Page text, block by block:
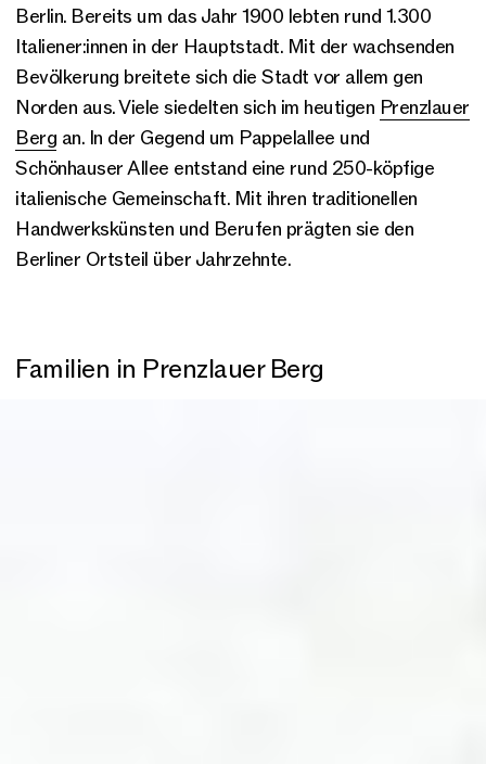
Berlin. Bereits um das Jahr 1900 lebten rund 1.300
Italiener:innen in der Hauptstadt. Mit der wachsenden
Bevölkerung breitete sich die Stadt vor allem gen
Norden aus. Viele siedelten sich im heutigen Prenzlauer
Berg an. In der Gegend um Pappelallee und
Schönhauser Allee entstand eine rund 250-köpfige
italienische Gemeinschaft. Mit ihren traditionellen
Handwerkskünsten und Berufen prägten sie den
Berliner Ortsteil über Jahrzehnte.
Familien in Prenzlauer Berg